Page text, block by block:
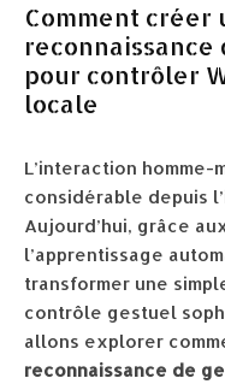
Comment créer
reconnaissance
pour contrôler
locale
L’interaction homme-
considérable depuis
Aujourd’hui, grâce
l’apprentissage
transformer une
contrôle gestuel
allons explorer
reconnaissance de